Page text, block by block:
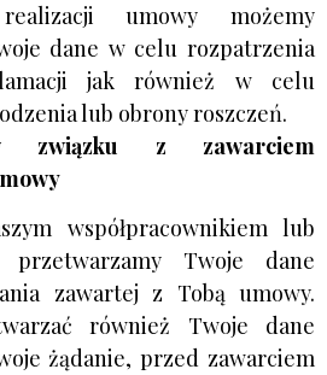
umowy możemy
dane w celu rozpatrzenia
jak również w celu
lub obrony roszczeń.
związku z zawarciem
współpracownikiem lub
przetwarzamy Twoje dane
zawartej z Tobą umowy.
również Twoje dane
żądanie, przed zawarciem